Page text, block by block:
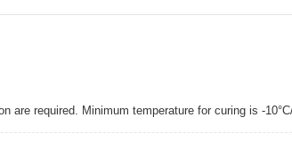
required. Minimum temperature for curing is -